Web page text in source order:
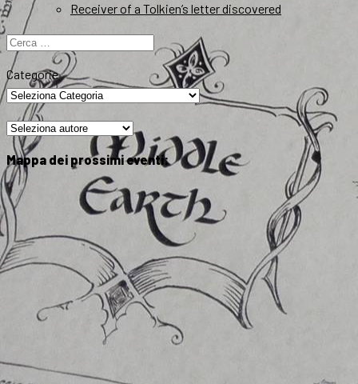
Receiver of a Tolkien’s letter discovered
Ricerca
per:
Categorie
Mappa dei prossimi eventi: